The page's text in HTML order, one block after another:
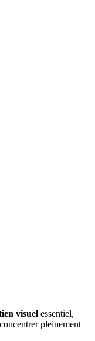
visuel essentiel,
pleinement